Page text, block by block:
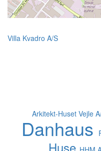
Villa Kvadro A/S
Arkitekt-Huset Vejle
Danhaus
Huse